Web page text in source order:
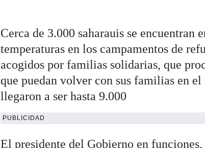
Cerca de 3.000 saharauis se encuentran
temperaturas en los campamentos de
acogidos por familias solidarias, que
que puedan volver con sus familias en
llegaron a ser hasta 9.000
PUBLICIDAD
El presidente del Gobierno en